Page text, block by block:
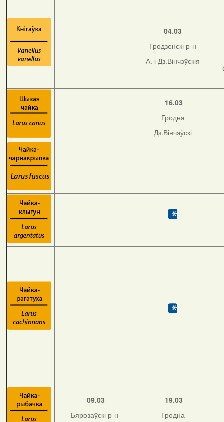
04.03
Гродзенскі р-н
А. і Дз.Вінчэўскія
16.03
Гродна
Дз.Вінчэўскі
09.03
Бярозаўскі р-н
19.03
Гродна